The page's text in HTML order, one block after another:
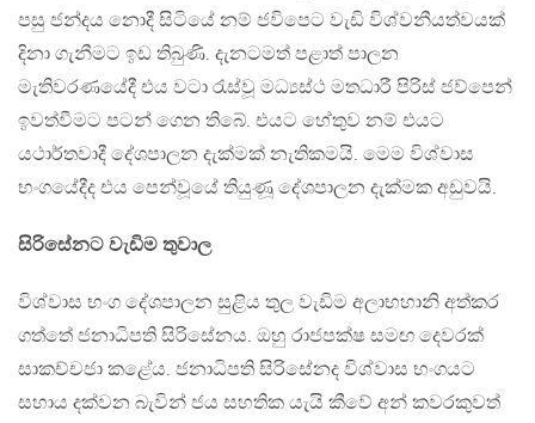
පසු ජන්දය නොදී සිටියේ නම් ජවිපෙට වැඩි විශ්වනීයත්වයක්
දිනා ගැනීමට ඉඩ තිබුණි. දැනටමත් පළාත් පාලන
මැතිවරණයේදී එය වටා රැස්වූ මධ්‍යස්ථ මතධාරී පිරිස් ජව්පෙන්
ඉවත්වීමට පටන් ගෙන තිබේ. එයට හේතුව නම් එයට
යථාර්තවාදී දේශපාලන දැක්මක් නැතිකමයි. මෙම විශ්වාස
භංගයේදීද එය පෙන්වූයේ තියුණූ දේශපාලන දැක්මක අඩුවයි.
සිරිසේනට වැඩිම තුවාල
විශ්වාස භංග දේශපාලන සුළිය තුල වැඩිම අලාභහානි අත්කර
ගත්තේ ජනාධිපති සිරිසේනය. ඔහු රාජපක්ෂ සමඟ දෙවරක්
සාකච්චජා කළේය. ජනාධිපති සිරිසේනද විශ්වාස භංගයට
සහාය දක්වන බැවින් ජය සහතික යැයි කීවේ අන් කවරකුවත්